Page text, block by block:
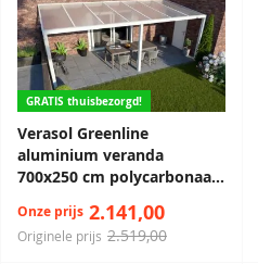
GRATIS thuisbezorgd!
Verasol Greenline
aluminium veranda
700x250 cm polycarbonaat
Originele prijs 2.519,00
Onze prijs 2.141,00